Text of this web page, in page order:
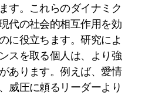
す。これらのダイナミク
代の社会的相互作用を効
に役立ちます。研究によ
スを取る個人は、より強
あります。例えば、愛情
威圧に頼るリーダーより